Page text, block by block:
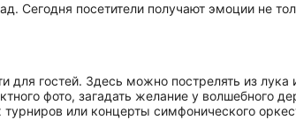
Сегодня посетители получают эмоции не
гостей. Здесь можно пострелять из лука
фото, загадать желание у волшебного
или концерты симфонического